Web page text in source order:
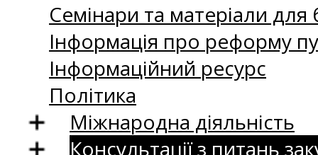
Семінари та матеріали для
Інформація про реформу
Інформаційний ресурс
Політика
Міжнародна діяльність
Консультації з питань